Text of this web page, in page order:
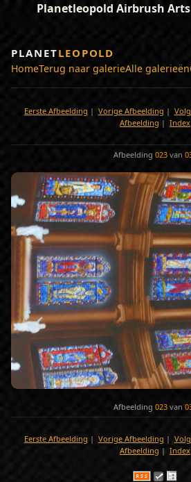
Planetleopold Airbrush
PLANETLEOPOLD
HomeTerug naar galerieAlle galerieën
Eerste Afbeelding | Vorige Afbeelding |
Afbeelding | Index
Afbeelding 023van
Afbeelding 023van
Eerste Afbeelding | Vorige Afbeelding |
Afbeelding | Index